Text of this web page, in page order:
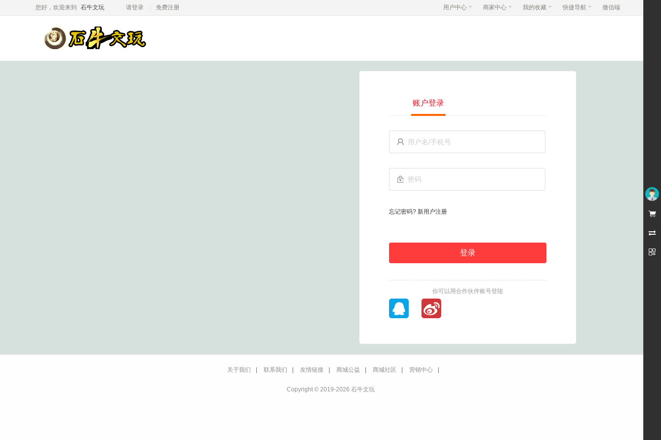
您好，欢迎来到 石牛文玩 请登录 免费注册 用户中心 商家中心 我的收藏 快捷导航 微信端
未登录



账户登录


忘记密码? 新用户注册
你可以用合作伙伴账号登陆
关于我们 联系我们 友情链接 商城公益 商城社区 营销中心
Copyright © 2019-2026 石牛文玩